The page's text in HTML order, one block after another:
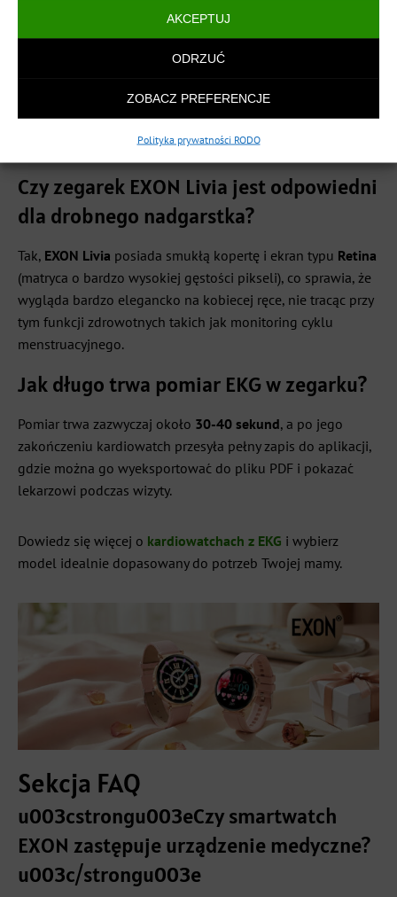
AKCEPTUJ
ODRZUĆ
ZOBACZ PREFERENCJE
Polityka prywatności RODO
Nasza rada:Podczas konfiguracji zegarka dla mamy,
wykonaj pierwszą kalibrację ciśnieniomierza w aplikacji,
naramiennego. Dzięki temu algorytmy kardiowatcha będą
podawać wyniki o20-30%bardziej zbliżone do
rzeczywistych wartości spoczynkowych użytkownika.
Czy zegarek EXON Livia jest odpowiedni
dla drobnego nadgarstka?
Tak, EXON Livia posiada smukłą kopertę i ekran typu Retina
(matryca o bardzo wysokiej gęstości pikseli), co sprawia, że
wygląda bardzo elegancko na kobiecej ręce, nie tracąc przy
tym funkcji zdrowotnych takich jak monitoring cyklu
menstruacyjnego.
Jak długo trwa pomiar EKG w zegarku?
Pomiar trwa zazwyczaj około 30-40 sekund, a po jego
zakończeniu kardiowatch przesyła pełny zapis do aplikacji,
gdzie można go wyeksportować do pliku PDF i pokazać
lekarzowi podczas wizyty.
Dowiedz się więcej o kardiowatchach z EKG i wybierz
model idealnie dopasowany do potrzeb Twojej mamy.
Sekcja FAQ
u003cstrongu003eCzy smartwatch
EXON zastępuje urządzenie medyczne?
u003c/strongu003e